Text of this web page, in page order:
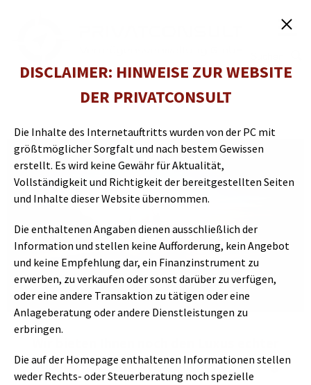
DISCLAIMER: HINWEISE ZUR WEBSITE
DER PRIVATCONSULT
Die Inhalte des Internetauftritts wurden von der PC mit
größtmöglicher Sorgfalt und nach bestem Gewissen
erstellt. Es wird keine Gewähr für Aktualität,
Vollständigkeit und Richtigkeit der bereitgestellten Seiten
und Inhalte dieser Website übernommen.
Die enthaltenen Angaben dienen ausschließlich der
Information und stellen keine Aufforderung, kein Angebot
und keine Empfehlung dar, ein Finanzinstrument zu
erwerben, zu verkaufen oder sonst darüber zu verfügen,
oder eine andere Transaktion zu tätigen oder eine
Anlageberatung oder andere Dienstleistungen zu
erbringen.
Die auf der Homepage enthaltenen Informationen stellen
weder Rechts- oder Steuerberatung noch spezielle
individueller und persönlicher Beratung.